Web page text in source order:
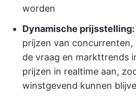
worden
Dynamische prijsstelling:
prijzen van concurrenten,
de vraag en markttrends
prijzen in realtime aan,
winstgevend kunnen